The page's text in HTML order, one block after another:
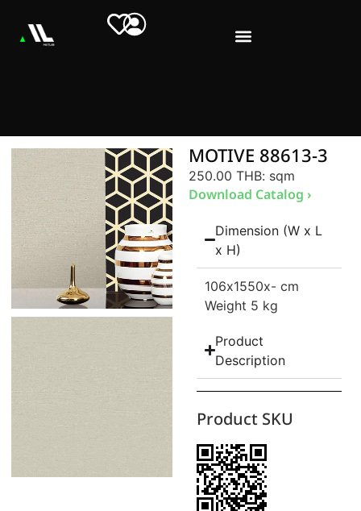
MOTIVE 88613-3
250.00 THB: sqm
Download Catalog ›
Dimension (W x L
x H)
106x1550x- cm
Weight 5 kg
Product
Description
Product SKU